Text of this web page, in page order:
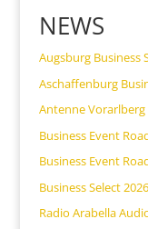
NEWS
Augsburg Business
Aschaffenburg
Antenne Vorarlberg
Business Event
Business Event
Business Select
Radio Arabella